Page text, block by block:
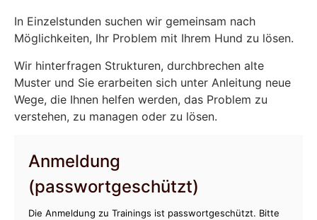
In Einzelstunden suchen wir gemeinsam nach
Möglichkeiten, Ihr Problem mit Ihrem Hund zu lösen.
Wir hinterfragen Strukturen, durchbrechen alte
Muster und Sie erarbeiten sich unter Anleitung neue
Wege, die Ihnen helfen werden, das Problem zu
verstehen, zu managen oder zu lösen.
Anmeldung
(passwortgeschützt)
Die Anmeldung zu Trainings ist passwortgeschützt. Bitte